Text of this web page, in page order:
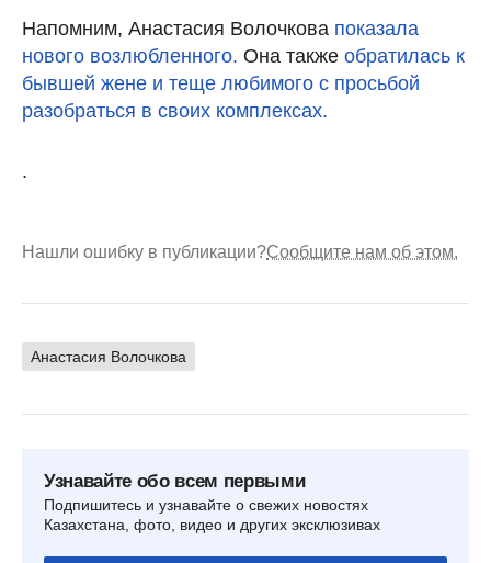
Напомним, Анастасия Волочкова показала
нового возлюбленного. Она также обратилась к
бывшей жене и теще любимого с просьбой
разобраться в своих комплексах.
.
Нашли ошибку в публикации?Сообщите нам об этом.
Анастасия Волочкова
Узнавайте обо всем первыми
Подпишитесь и узнавайте о свежих новостях
Казахстана, фото, видео и других эксклюзивах